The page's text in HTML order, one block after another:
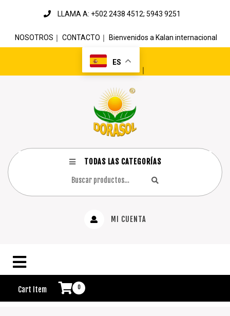
LLAMA A: +502 2438 4512; 5943 9251
NOSOTROS ｜ CONTACTO ｜ Bienvenidos a Kalan internacional
ES
｜
TODAS LAS CATEGORÍAS
MI CUENTA
Cart Item 0